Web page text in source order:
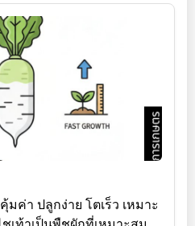
ค่า ปลูกง่าย โตเร็ว เหมาะ